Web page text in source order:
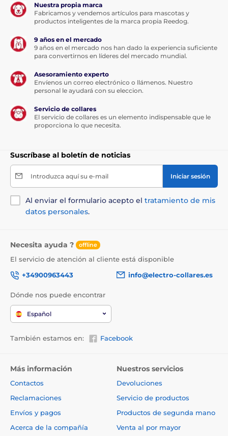
Nuestra propia marca
Fabricamos y vendemos artículos para mascotas y
productos inteligentes de la marca propia Reedog.
9 años en el mercado
9 años en el mercado nos han dado la experiencia suficiente
para convertirnos en líderes del mercado mundial.
Asesoramiento experto
Envíenos un correo electrónico o llámenos. Nuestro
personal le ayudará con su eleccion.
Servicio de collares
El servicio de collares es un elemento indispensable que le
proporciona lo que necesita.
Suscríbase al boletín de noticias
Introduzca aquí su e-mail Iniciar sesión
Al enviar el formulario acepto el tratamiento de mis
datos personales.
Necesita ayuda ? offline
El servicio de atención al cliente está disponible
+34900963443
info@electro-collares.es
Dónde nos puede encontrar
Español
También estamos en: Facebook
Más información
Contactos
Reclamaciones
Envíos y pagos
Acerca de la compañía
Nuestros servicios
Devoluciones
Servicio de productos
Productos de segunda mano
Venta al por mayor